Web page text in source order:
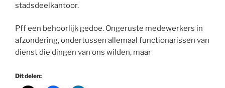
stadsdeelkantoor.
Pff een behoorlijk gedoe. Ongeruste medewerkers in
afzondering, ondertussen allemaal functionarissen van
dienst die dingen van ons wilden, maar
Dit delen: